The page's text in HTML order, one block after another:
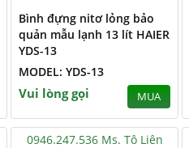
Bình đựng nitơ lỏng bảo
quản mẫu lạnh 13 lít HAIER
YDS-13
MODEL: YDS-13
Vui lòng gọi MUA
0946.247.536 Ms. Tô Liên